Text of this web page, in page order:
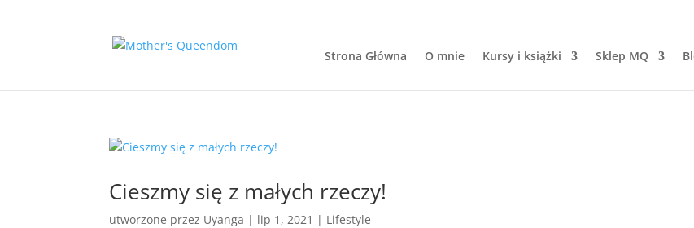
Strona Główna O mnie Kursy i książki Sklep MQ
Cieszmy się z małych rzeczy!
utworzone przez Uyanga | lip 1, 2021 | Lifestyle